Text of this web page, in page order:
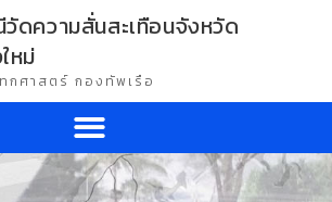
วัดความสั่นสะเทือนจังหวัด
หม่
กศาสตร์ กองทัพเรือ